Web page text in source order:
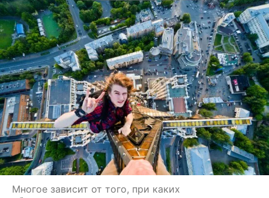
Многое зависит от того, при каких